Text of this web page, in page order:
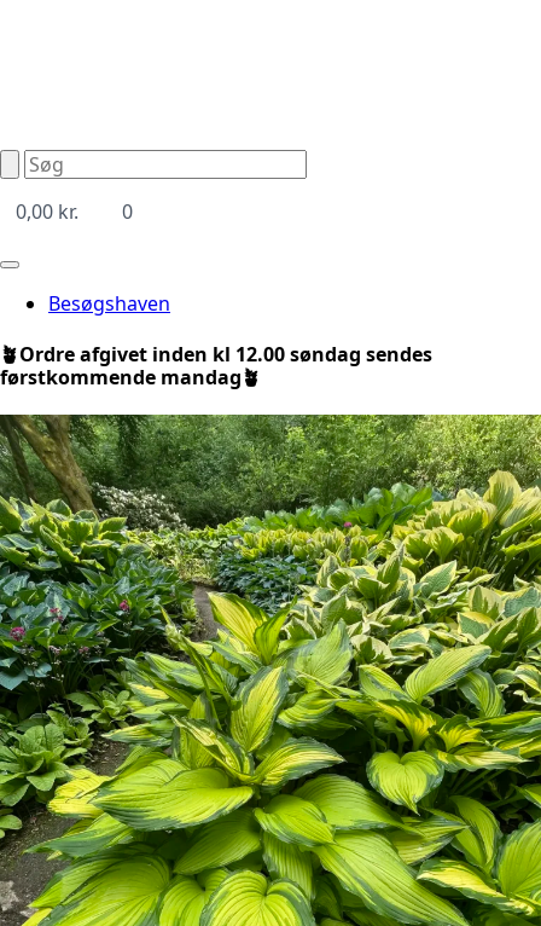
0,00 kr. 0
Besøgshaven
🪴Ordre afgivet inden kl 12.00 søndag sendes
førstkommende mandag🪴